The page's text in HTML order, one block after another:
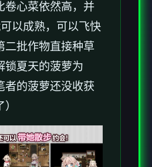
卷心菜依然高，并
以成熟，可以飞快
二批作物直接种草
锁夏天的菠萝为
者的菠萝还没收获